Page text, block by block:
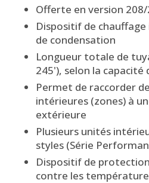
Offerte en version 208/
Dispositif de
de condensation
Longueur totale de
245'), selon la capacité
Permet de raccorder
intérieures (zones) à
extérieure
Plusieurs unités
styles (Série
Dispositif de
contre les